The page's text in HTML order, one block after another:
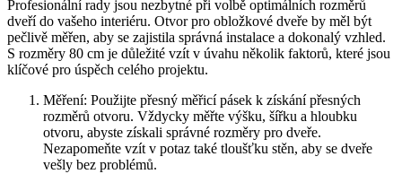
Profesionální rady jsou nezbytné při volbě optimálních rozměrů
dveří do vašeho interiéru. Otvor pro obložkové dveře by měl být
pečlivě měřen, aby se zajistila správná instalace a dokonalý vzhled.
S rozměry 80 cm je důležité vzít v úvahu několik faktorů, které jsou
klíčové pro úspěch celého projektu.
Měření: Použijte přesný měřicí pásek k získání přesných
rozměrů otvoru. Vždycky měřte výšku, šířku a hloubku
otvoru, abyste získali správné rozměry pro dveře.
Nezapomeňte vzít v potaz také tloušťku stěn, aby se dveře
vešly bez problémů.